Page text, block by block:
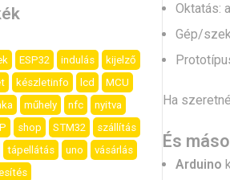
Oktatás: a
Gép/
Ha
És
Arduino
ESP32 indulás
kijelző
készletinfo lcd
MCU
műhely nfc
nyitva
shop STM32
szállítás
tápellátás uno
vásárlás